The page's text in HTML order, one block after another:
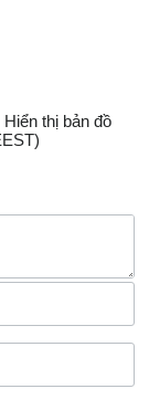
Hiển thị bản đồ